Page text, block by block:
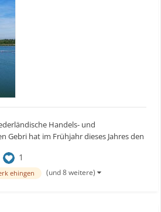
Handels- und
Gebri hat im Frühjahr dieses Jahres den
ansässigen Kranverleiher
besonders ambitioniertes Projekt hat
1
ehingen (und 8 weitere)